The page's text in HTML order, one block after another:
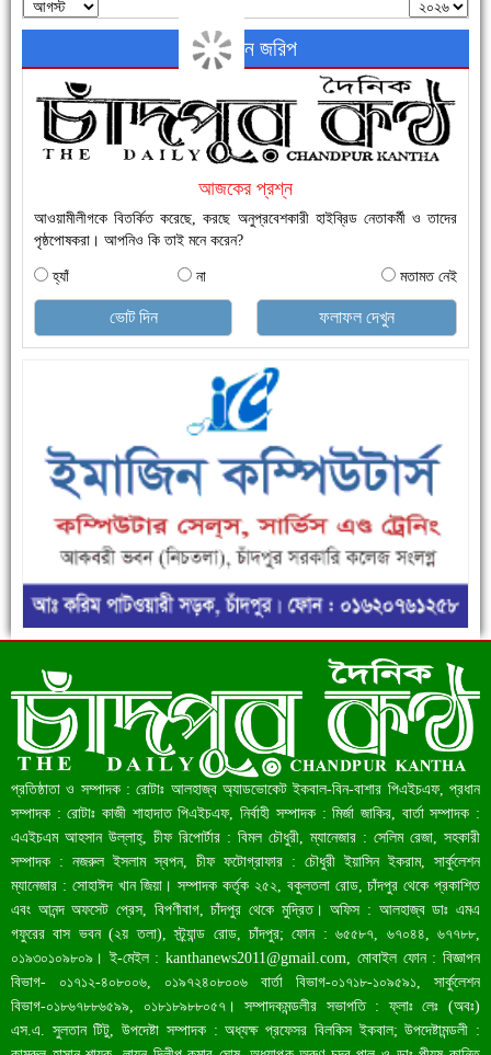
নতুনবাজার ফাঁড়ি পুলিশের অভিযানে ৪০ পিচ ইয়াবাসহ ১ জন গ্রেফতার
ফরিদগঞ্জে ড্রেন ও সড়ক নির্মাণে ধীরগতি জনদুর্ভোগ চরমে
রেকর্ড ৪৫.৪৬ বিলিয়ন ডলারের রিজার্ভ
বাংলাদেশ আজ মধ্যম আয়ের দেশে উন্নীত হওয়ার পথে
অনলাইন জরিপ
আজকের প্রশ্ন
আওয়ামীলীগকে বিতর্কিত করেছে, করছে অনুপ্রবেশকারী হাইব্রিড নেতাকর্মী ও তাদের
পৃষ্ঠপোষকরা। আপনিও কি তাই মনে করেন?
হ্যাঁ না মতামত নেই
ভোট দিন ফলাফল দেখুন
প্রতিষ্ঠাতা ও সম্পাদক : রোটাঃ আলহাজ্ব অ্যাডভোকেট ইকবাল-বিন-বাশার পিএইচএফ, প্রধান
সম্পাদক : রোটাঃ কাজী শাহাদাত পিএইচএফ, নির্বাহী সম্পাদক : মির্জা জাকির, বার্তা সম্পাদক :
এএইচএম আহসান উল্লাহ্, চীফ রিপোর্টার : বিমল চৌধুরী, ম্যানেজার : সেলিম রেজা, সহকারী
সম্পাদক : নজরুল ইসলাম স্বপন, চীফ ফটোগ্রাফার : চৌধুরী ইয়াসিন ইকরাম, সার্কুলেশন
ম্যানেজার : সোহাঈদ খান জিয়া। সম্পাদক কর্তৃক ২৫২, বকুলতলা রোড, চাঁদপুর থেকে প্রকাশিত
এবং আনন্দ অফসেট প্রেস, বিপণীবাগ, চাঁদপুর থেকে মুদ্রিত। অফিস : আলহাজ্ব ডাঃ এমএ
গফুরের বাস ভবন (২য় তলা), স্ট্র্যান্ড রোড, চাঁদপুর; ফোন : ৬৫৫৮৭, ৬৭০৪৪, ৬৭৭৮৮,
০১৯৩০১০৯৮০৯। ই-মেইল :kanthanews2011@gmail.com , মোবাইল ফোন : বিজ্ঞাপন
বিভাগ- ০১৭১২-৪০৮০০৬, ০১৯৭২৪০৮০০৬ বার্তা বিভাগ-০১৭১৮-১০৯৫৯১, সার্কুলেশন
বিভাগ-০১৮৬৭৮৮৬৫৯৯, ০১৮১৮৯৮৮০৫৭। সম্পাদকমন্ডলীর সভাপতি : ফ্লাঃ লেঃ (অবঃ)
এস.এ. সুলতান টিটু, উপদেষ্টা সম্পাদক : অধ্যক্ষ প্রফেসর বিলকিস ইকবাল; উপদেষ্টামন্ডলী :